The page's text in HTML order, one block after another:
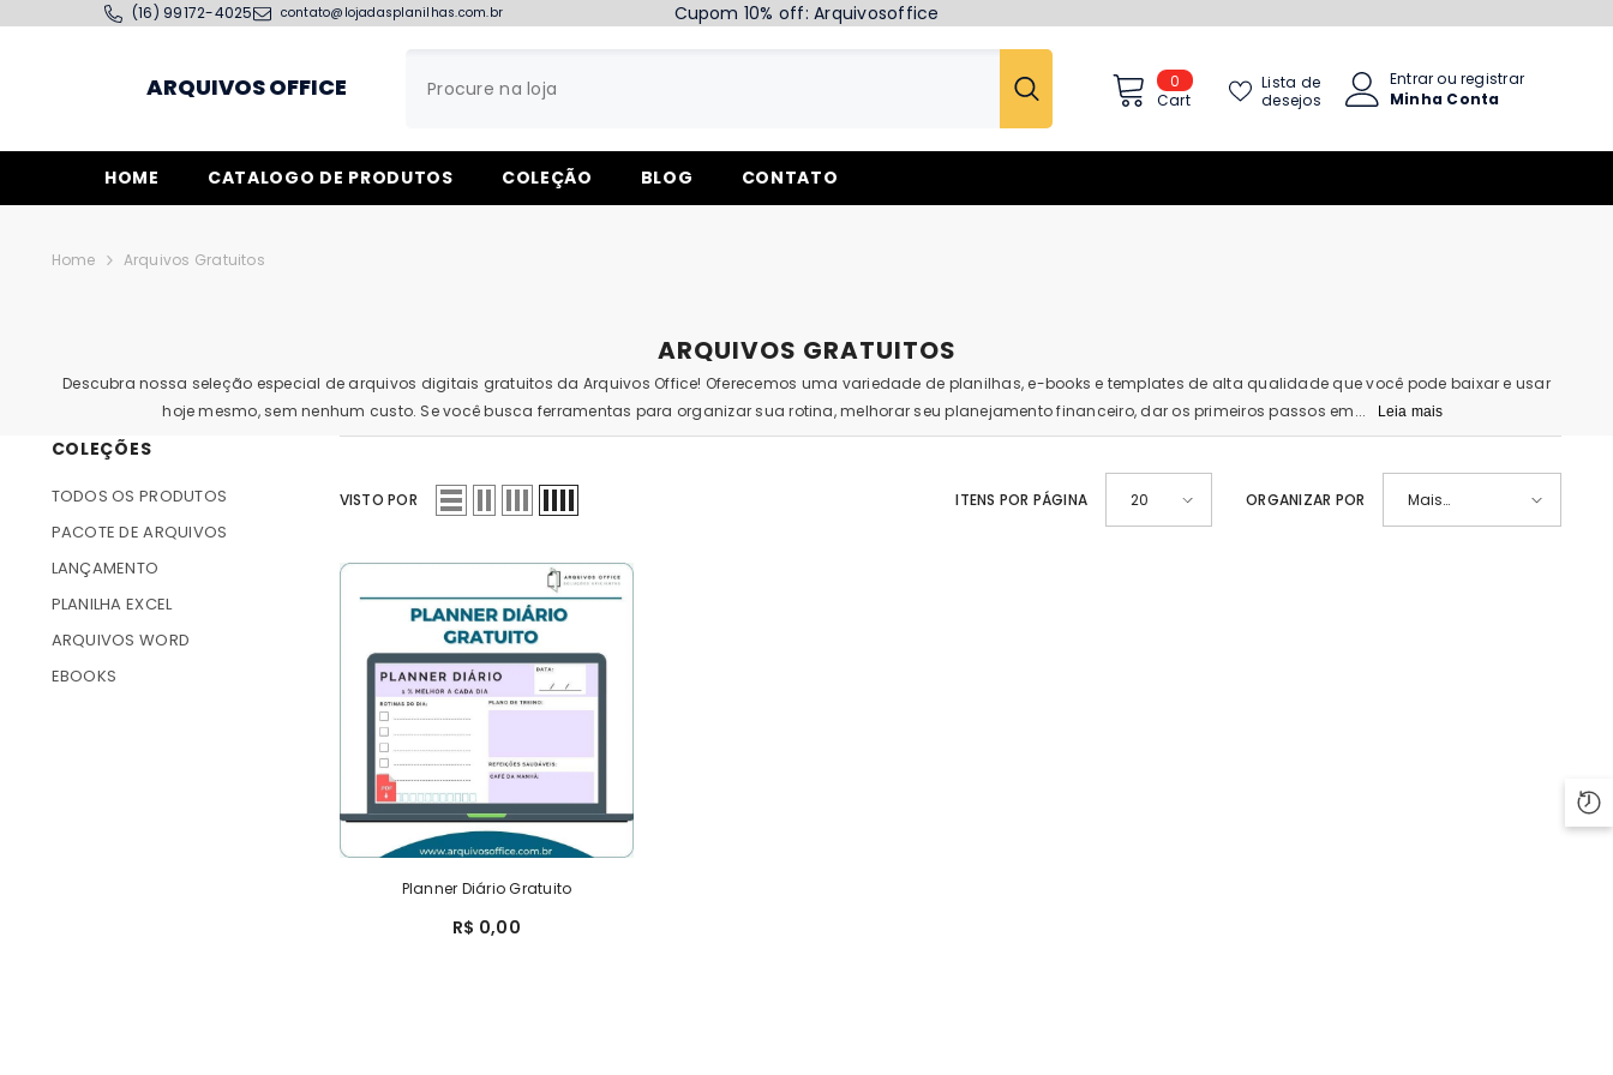
PULAR PARA O CONTEÚDO
(16) 99172-4025 contato@lojadasplanilhas.com.br Cupom 10% off: Arquivosoffice
ARQUIVOS OFFICE 0
itens
Cart
Lista de
desejos
Entrar ou registrar
Minha Conta
HOME CATALOGO DE PRODUTOS COLEÇÃO BLOG CONTATO
Home Arquivos Gratuitos
ARQUIVOS GRATUITOS
Descubra nossa seleção especial de arquivos digitais gratuitos da Arquivos Office! Oferecemos uma variedade de planilhas, e-books e templates de alta qualidade que você pode baixar e usar
hoje mesmo, sem nenhum custo. Se você busca ferramentas para organizar sua rotina, melhorar seu planejamento financeiro, dar os primeiros passos em...
Leia mais
COLEÇÕES
TODOS OS PRODUTOS
PACOTE DE ARQUIVOS
LANÇAMENTO
PLANILHA EXCEL
ARQUIVOS WORD
EBOOKS
VISTO POR ITENS POR PÁGINA 20 ORGANIZAR POR
Mais
Planner Diário Gratuito
R$ 0,00